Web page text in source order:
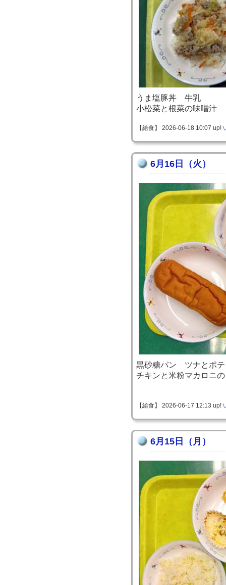
うま塩豚丼 牛乳
小松菜と根菜の味噌汁
【給食】 2026-06-18 10:07 up!
6月16日（火）
黒砂糖パン ツナとポテ
チキンと米粉マカロニ
【給食】 2026-06-17 12:13 up!
6月15日（月）